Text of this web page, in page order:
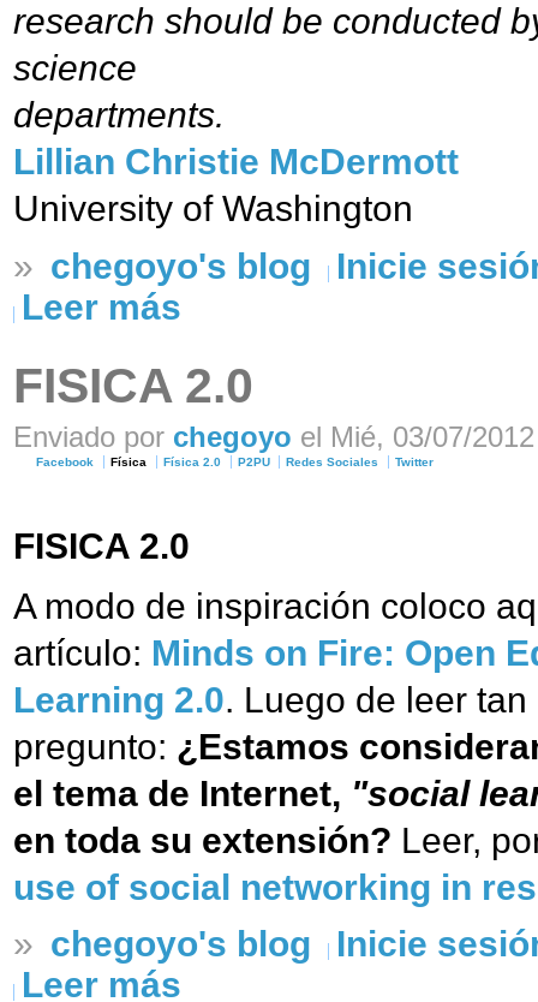
research should be conducted
science
departments.
Lillian Christie McDermott
University of Washington
» chegoyo's blog
Inicie
Leer más
FISICA 2.0
Enviado por chegoyo el Mié, 03/07/
Facebook Física Física 2.0 P2PU Redes Sociales Twitter
FISICA 2.0
A modo de inspiración coloco
artículo: Minds on Fire: Open
Learning 2.0. Luego de leer
pregunto: ¿Estamos
el tema de Internet, "social
en toda su extensión? Leer,
use of social networking in
» chegoyo's blog
Inicie
Leer más